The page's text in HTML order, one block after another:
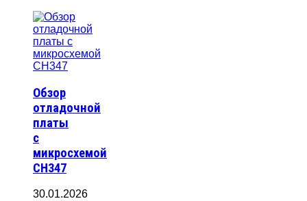
Обзор
отладочной
платы
с
микросхемой
CH347
30.01.2026